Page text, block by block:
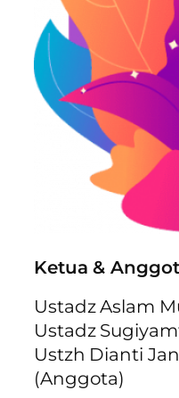
Ketua &
Ustadz Aslam
Ustadz
Ustzh Dianti
(Anggota)